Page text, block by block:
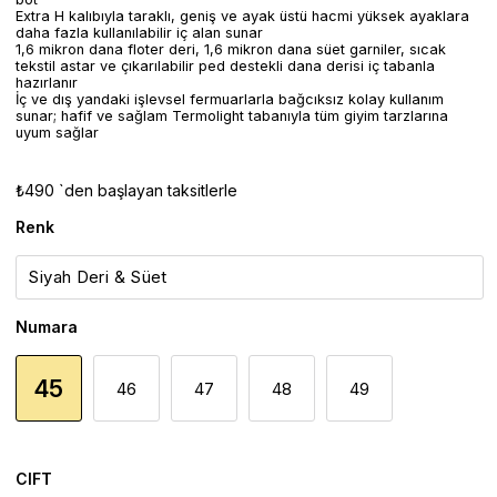
Extra H kalıbıyla taraklı, geniş ve ayak üstü hacmi yüksek ayaklara
daha fazla kullanılabilir iç alan sunar
1,6 mikron dana floter deri, 1,6 mikron dana süet garniler, sıcak
tekstil astar ve çıkarılabilir ped destekli dana derisi iç tabanla
hazırlanır
İç ve dış yandaki işlevsel fermuarlarla bağcıksız kolay kullanım
sunar; hafif ve sağlam Termolight tabanıyla tüm giyim tarzlarına
uyum sağlar
₺490 `den başlayan taksitlerle
Renk
Numara
45 46 47 48 49
CIFT